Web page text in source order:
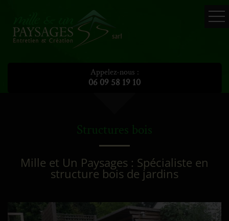
Appelez-nous :
06 09 58 19 10
Accueil
Terrasses - dallage
Bassin et animation d'eau
Enrochement et cascade
Actus
Galerie photos
Contact
Structures bois
Mille et Un Paysages : Spécialiste en
structure bois de jardins